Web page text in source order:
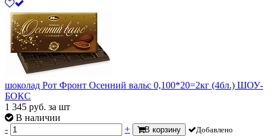
шоколад Рот Фронт Осенний вальс 0,100*20=2кг (4бл.) ШОУ-
БОКС
1 345 руб. за шт
В наличии
-
+ В корзину Добавлено